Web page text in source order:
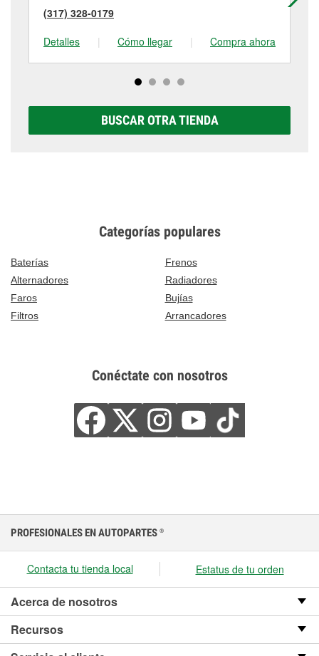
(317) 328-0179
Detalles
| Cómo llegar | Compra ahora
BUSCAR OTRA TIENDA
Categorías populares
Baterías
Frenos
Alternadores
Radiadores
Faros
Bujías
Filtros
Arrancadores
Conéctate con nosotros
PROFESIONALES EN AUTOPARTES ®
Contacta tu tienda local Estatus de tu orden
Acerca de nosotros
Recursos